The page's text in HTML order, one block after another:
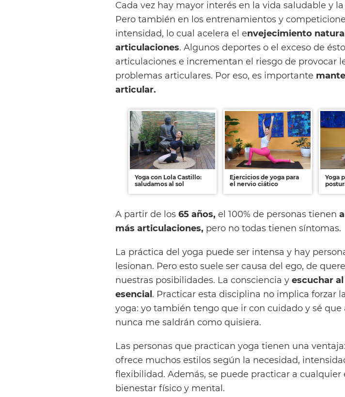
Cada vez hay mayor interés en la vida saludable y
Pero también en los entrenamientos y
intensidad, lo cual acelera el envejecimiento
articulaciones. Algunos deportes o el exceso de
articulaciones e incrementan el riesgo de provocar
problemas articulares. Por eso, es importante
articular.
Yoga con Lola Castillo:
saludamos al sol
Ejercicios de yoga para
el nervio ciático
Yoga
A partir de los 65 años, el 100% de personas tienen
más articulaciones, pero no todas tienen síntomas.
La práctica del yoga puede ser intensa y hay
lesionan. Pero esto suele ser causa del ego, de
nuestras posibilidades. La consciencia y escuchar
esencial. Practicar esta disciplina no implica forzar
yoga: yo también tengo que ir con cuidado y sé que
nunca me saldrán como quisiera.
Las personas que practican yoga tienen una
ofrece muchos estilos según la necesidad,
flexibilidad. Además, se puede practicar a cualquier
bienestar físico y mental.